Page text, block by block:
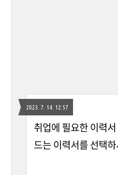
2023. 7. 14. 12:57
취업에 필요한 이력
드는 이력서를 선택